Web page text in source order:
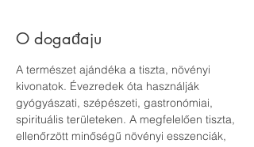
O događaju
A természet ajándéka a tiszta, növényi
kivonatok. Évezredek óta használják
gyógyászati, szépészeti, gastronómiai,
spirituális területeken. A megfelelően tiszta,
ellenőrzött minőségű növényi esszenciák,